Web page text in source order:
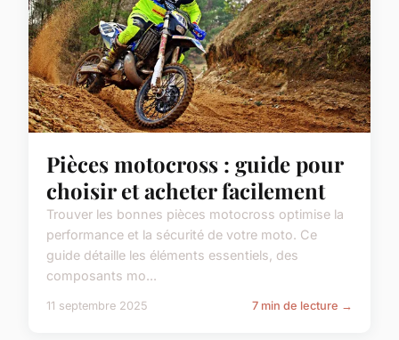
Pièces motocross : guide pour
choisir et acheter facilement
Trouver les bonnes pièces motocross optimise la
performance et la sécurité de votre moto. Ce
guide détaille les éléments essentiels, des
composants mo...
11 septembre 2025 7 min de lecture →